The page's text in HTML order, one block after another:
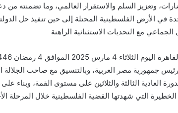
وتعزيز السلم والاستقرار العالمي، وما تضمنته
في الأرض الفلسطينية المحتلة إلى حين تنفيذ حل
الجماعي مع التحديات الاستثنائية الراهنة
جمهورية مصر العربية، وبالتنسيق مع صاحب
العادية الثالثة والثلاثين على مستوى القمة،
التي شهدتها القضية الفلسطينية خلال المرحلة